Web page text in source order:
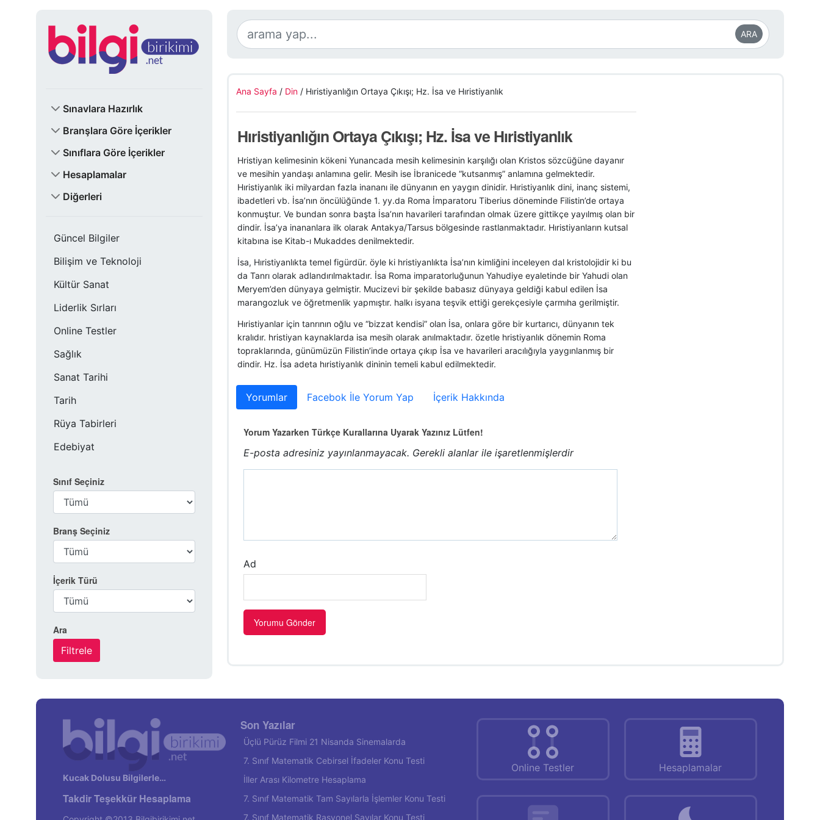
Sınavlara Hazırlık
Branşlara Göre İçerikler
Sınıflara Göre İçerikler
Hesaplamalar
Diğerleri
Güncel Bilgiler
Bilişim ve Teknoloji
Kültür Sanat
Liderlik Sırları
Online Testler
Sağlık
Sanat Tarihi
Tarih
Rüya Tabirleri
Edebiyat
Sınıf Seçiniz
Branş Seçiniz
İçerik Türü
Ara
ARA
Ana Sayfa / Din/ Hıristiyanlığın Ortaya Çıkışı; Hz. İsa ve Hıristiyanlık
Hıristiyanlığın Ortaya Çıkışı; Hz. İsa ve Hıristiyanlık
Hristiyan kelimesinin kökeni Yunancada mesih kelimesinin karşılığı olan Kristos sözcüğüne dayanır
ve mesihin yandaşı anlamına gelir. Mesih ise İbranicede “kutsanmış” anlamına gelmektedir.
Hıristiyanlık iki milyardan fazla inananı ile dünyanın en yaygın dinidir. Hıristiyanlık dini, inanç sistemi,
ibadetleri vb. İsa’nın öncülüğünde 1. yy.da Roma İmparatoru Tiberius döneminde Filistin’de ortaya
konmuştur. Ve bundan sonra başta İsa’nın havarileri tarafından olmak üzere gittikçe yayılmış olan bir
dindir. İsa’ya inananlara ilk olarak Antakya/Tarsus bölgesinde rastlanmaktadır. Hıristiyanların kutsal
kitabına ise Kitab-ı Mukaddes denilmektedir.
İsa, Hıristiyanlıkta temel figürdür. öyle ki hristiyanlıkta İsa’nın kimliğini inceleyen dal kristolojidir ki bu
da Tanrı olarak adlandırılmaktadır. İsa Roma imparatorluğunun Yahudiye eyaletinde bir Yahudi olan
Meryem’den dünyaya gelmiştir. Mucizevi bir şekilde babasız dünyaya geldiği kabul edilen İsa
marangozluk ve öğretmenlik yapmıştır. halkı isyana teşvik ettiği gerekçesiyle çarmıha gerilmiştir.
Hıristiyanlar için tanrının oğlu ve “bizzat kendisi” olan İsa, onlara göre bir kurtarıcı, dünyanın tek
kralıdır. hristiyan kaynaklarda isa mesih olarak anılmaktadır. özetle hristiyanlık dönemin Roma
topraklarında, günümüzün Filistin’inde ortaya çıkıp İsa ve havarileri aracılığıyla yaygınlanmış bir
dindir. Hz. İsa adeta hıristiyanlık dininin temeli kabul edilmektedir.
Yorumlar Facebok İle Yorum Yap İçerik Hakkında
Yorum Yazarken Türkçe Kurallarına Uyarak Yazınız Lütfen!
E-posta adresiniz yayınlanmayacak. Gerekli alanlar ile işaretlenmişlerdir
Ad
Kucak Dolusu Bilgilerle…
Takdir Teşekkür Hesaplama
Son Yazılar
Üçlü Pürüz Filmi 21 Nisanda Sinemalarda
7. Sınıf Matematik Cebirsel İfadeler Konu Testi
İller Arası Kilometre Hesaplama
7. Sınıf Matematik Tam Sayılarla İşlemler Konu Testi
7. Sınıf Matematik Rasyonel Sayılar Konu Testi
Online Testler Hesaplamalar